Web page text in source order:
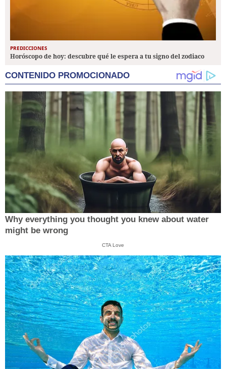
PREDICCIONES
Horóscopo de hoy: descubre qué le espera a tu signo del zodiaco
CONTENIDO PROMOCIONADO
Why everything you thought you knew about water
might be wrong
CTA Love